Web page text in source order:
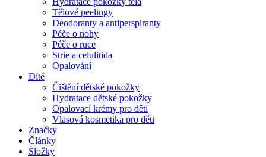
Tělové peelingy
Deodoranty a antiperspiranty
Péče o nohy
Péče o ruce
Strie a celulitida
Opalování
Dítě
Čištění dětské pokožky
Hydratace dětské pokožky
Opalovací krémy pro děti
Vlasová kosmetika pro děti
Značky
Články
Složky